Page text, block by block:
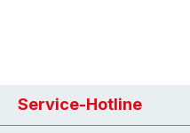
Service-Hotline